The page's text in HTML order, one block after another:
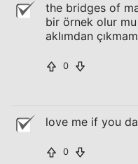
the bridges of
bir örnek olur
aklımdan
0
love me if you
0